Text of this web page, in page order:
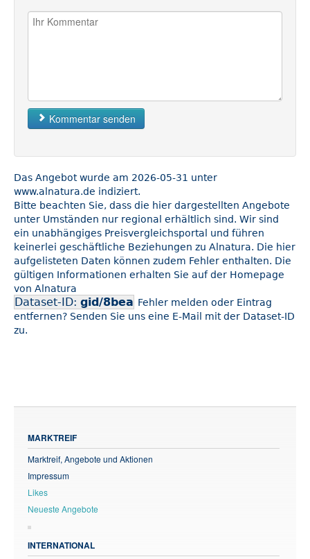
Kommentar senden
Das Angebot wurde am 2026-05-31 unter
www.alnatura.de indiziert.
Bitte beachten Sie, dass die hier dargestellten Angebote
unter Umständen nur regional erhältlich sind. Wir sind
ein unabhängiges Preisvergleichsportal und führen
keinerlei geschäftliche Beziehungen zu Alnatura. Die hier
aufgelisteten Daten können zudem Fehler enthalten. Die
gültigen Informationen erhalten Sie auf der Homepage
von Alnatura
Dataset-ID: gid/8bea Fehler melden oder Eintrag
entfernen? Senden Sie uns eine E-Mail mit der Dataset-ID
zu.
MARKTREIF
Marktreif, Angebote und Aktionen
Impressum
Likes
Neueste Angebote
INTERNATIONAL